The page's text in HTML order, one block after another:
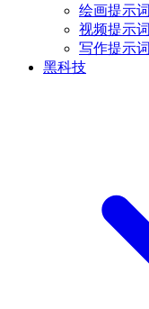
绘画提示词
视频提示词
写作提示词
黑科技